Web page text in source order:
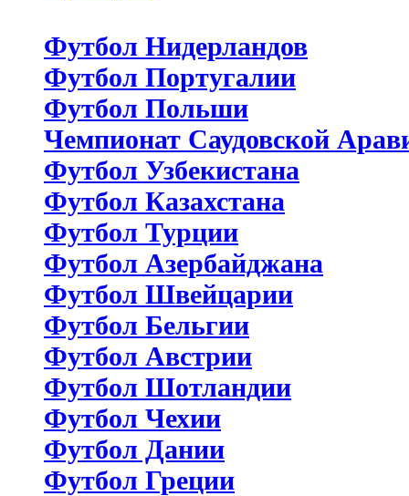
Футбол Нидерландов
Футбол Португалии
Футбол Польши
Чемпионат Саудовской
Футбол Узбекистана
Футбол Казахстана
Футбол Турции
Футбол Азербайджана
Футбол Швейцарии
Футбол Бельгии
Футбол Австрии
Футбол Шотландии
Футбол Чехии
Футбол Дании
Футбол Греции